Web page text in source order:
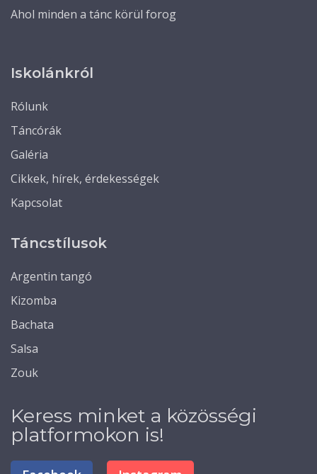
Ahol minden a tánc körül forog
Iskolánkról
Rólunk
Táncórák
Galéria
Cikkek, hírek, érdekességek
Kapcsolat
Táncstílusok
Argentin tangó
Kizomba
Bachata
Salsa
Zouk
Keress minket a közösségi
platformokon is!